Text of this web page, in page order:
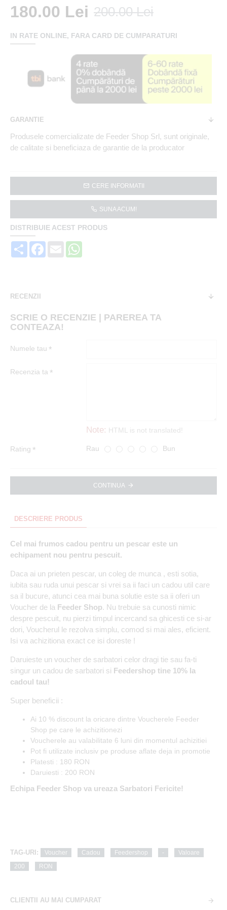
200.00 Lei
180.00 Lei
CERE INFORMATII
SUNA ACUM!
DISTRIBUIE ACEST PRODUS
Share Facebook
Email
IN RATE ONLINE, FARA CARD DE CUMPARATURI
GARANTIE
Produsele comercializate de Feeder Shop Srl, sunt originale,
de calitate si beneficiaza de garantie de la producator
RECENZII
SCRIE O RECENZIE | PAREREA TA
CONTEAZA!
Numele tau
Recenzia ta
Note: HTML is not translated!
Rating Rau Bun
CONTINUA
DESCRIERE PRODUS
Cel mai frumos cadou pentru un pescar este un
echipament nou pentru pescuit.
Daca ai un prieten pescar, un coleg de munca , esti sotia,
iubita sau ruda unui pescar si vrei sa ii faci un cadou util care
sa il bucure, atunci cea mai buna solutie este sa ii oferi un
Voucher de la Feeder Shop. Nu trebuie sa cunosti nimic
despre pescuit, nu pierzi timpul incercand sa ghicesti ce si-ar
dori, Voucherul le rezolva simplu, comod si mai ales, eficient.
Isi va achizitiona exact ce isi doreste !
Daruieste un voucher de sarbatori celor dragi tie sau fa-ti
singur un cadou de sarbatori si Feedershop tine 10% la
cadoul tau!
Super beneficii :
Ai 10 % discount la oricare dintre Voucherele Feeder
Shop pe care le achizitionezi
Voucherele au valabilitate 6 luni din momentul achizitiei
Pot fi utilizate inclusiv pe produse aflate deja in promotie
Platesti : 180 RON
Daruiesti : 200 RON
Echipa Feeder Shop va ureaza Sarbatori Fericite!
TAG-URI: Voucher Cadou Feedershop -
Valoare
200
RON
CLIENTII AU MAI CUMPARAT